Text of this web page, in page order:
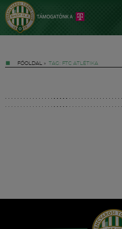
FŐOLDAL » TAG: FTC ATLÉTIKA
Hírek